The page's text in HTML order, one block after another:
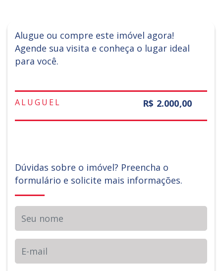
Alugue ou compre este imóvel agora!
Agende sua visita e conheça o lugar ideal
para você.
ALUGUEL R$ 2.000,00
Dúvidas sobre o imóvel? Preencha o
formulário e solicite mais informações.